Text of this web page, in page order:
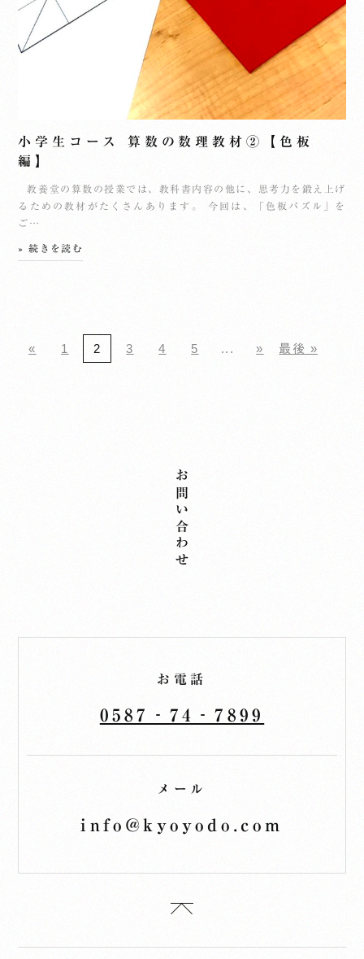
小学生コース 算数の数理教材②【色板
編】
教養堂の算数の授業では、教科書内容の他に、思考力を鍛え上げ
るための教材がたくさんあります。 今回は、「色板パズル」を
ご…
» 続きを読む
« 1 2 3 4 5 ... » 最後 »
お問い合わせ
お電話
0587‐74‐7899
メール
info@kyoyodo.com